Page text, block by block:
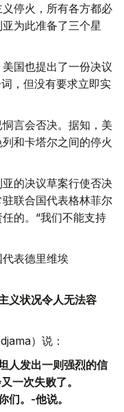
停火，所有各方都必
为此准备了三个星
国也提出了一份决议
，但没有要求立即实
言会否决。据知，美
和卡塔尔之间的停火
的决议草案行使否决
联合国代表格林菲尔
的。“我们不能支持
表德里维埃
义状况令人无法容
）说：
人发出一则强烈的信
一次失败了。
们。-他说。